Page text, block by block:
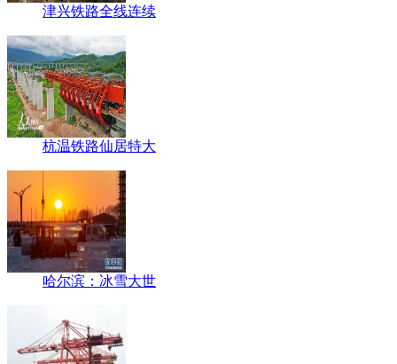
津兴铁路全线连续
杭温铁路仙居特大
哈尔滨：冰雪大世